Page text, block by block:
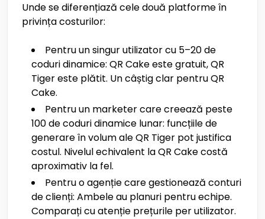
Unde se diferențiază cele două platforme în
privința costurilor:
Pentru un singur utilizator cu 5–20 de
coduri dinamice: QR Cake este gratuit, QR
Tiger este plătit. Un câștig clar pentru QR
Cake.
Pentru un marketer care creează peste
100 de coduri dinamice lunar: funcțiile de
generare în volum ale QR Tiger pot justifica
costul. Nivelul echivalent la QR Cake costă
aproximativ la fel.
Pentru o agenție care gestionează conturi
de clienți: Ambele au planuri pentru echipe.
Comparați cu atenție prețurile per utilizator.